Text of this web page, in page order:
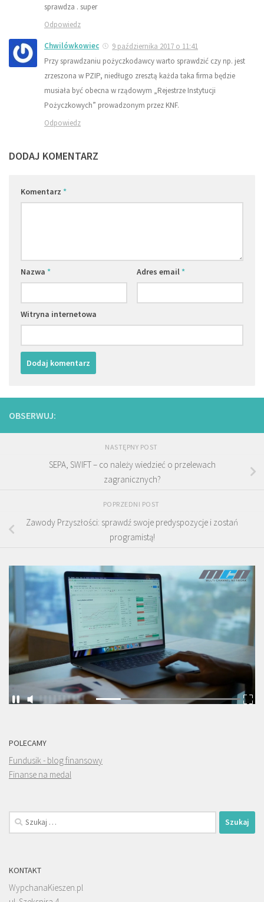
sprawdza . super
Odpowiedz
Chwilówkowiec
9 października 2017 o 11:41
Przy sprawdzaniu pożyczkodawcy warto sprawdzić czy np. jest
zrzeszona w PZIP, niedługo zresztą każda taka firma będzie
musiała być obecna w rządowym „Rejestrze Instytucji
Pożyczkowych” prowadzonym przez KNF.
Odpowiedz
DODAJ KOMENTARZ
Komentarz *
Nazwa * Adres email*
Witryna internetowa
OBSERWUJ:
NASTĘPNY POST
SEPA, SWIFT – co należy wiedzieć o przelewach
zagranicznych?
POPRZEDNI POST
Zawody Przyszłości: sprawdź swoje predyspozycje i zostań
programistą!
POLECAMY
Fundusik - blog finansowy
Finanse na medal
Szukaj:
KONTAKT
WypchanaKieszen.pl